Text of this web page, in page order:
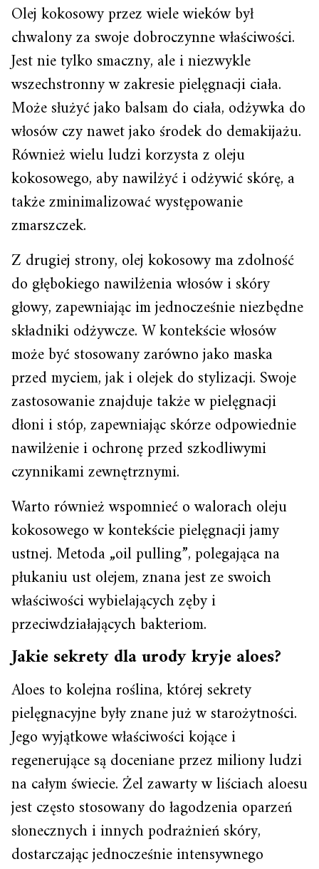
Olej kokosowy przez wiele wieków był
chwalony za swoje dobroczynne właściwości.
Jest nie tylko smaczny, ale i niezwykle
wszechstronny w zakresie pielęgnacji ciała.
Może służyć jako balsam do ciała, odżywka do
włosów czy nawet jako środek do demakijażu.
Również wielu ludzi korzysta z oleju
kokosowego, aby nawilżyć i odżywić skórę, a
także zminimalizować występowanie
zmarszczek.
Z drugiej strony, olej kokosowy ma zdolność
do głębokiego nawilżenia włosów i skóry
głowy, zapewniając im jednocześnie niezbędne
składniki odżywcze. W kontekście włosów
może być stosowany zarówno jako maska
przed myciem, jak i olejek do stylizacji. Swoje
zastosowanie znajduje także w pielęgnacji
dłoni i stóp, zapewniając skórze odpowiednie
nawilżenie i ochronę przed szkodliwymi
czynnikami zewnętrznymi.
Warto również wspomnieć o walorach oleju
kokosowego w kontekście pielęgnacji jamy
ustnej. Metoda „oil pulling”, polegająca na
płukaniu ust olejem, znana jest ze swoich
właściwości wybielających zęby i
przeciwdziałających bakteriom.
Jakie sekrety dla urody kryje aloes?
Aloes to kolejna roślina, której sekrety
pielęgnacyjne były znane już w starożytności.
Jego wyjątkowe właściwości kojące i
regenerujące są doceniane przez miliony ludzi
na całym świecie. Żel zawarty w liściach aloesu
jest często stosowany do łagodzenia oparzeń
słonecznych i innych podrażnień skóry,
dostarczając jednocześnie intensywnego